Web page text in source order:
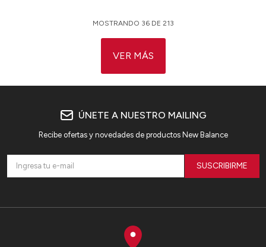
MOSTRANDO 36DE 213
VER MÁS
ÚNETE A NUESTRO MAILING
Recibe ofertas y novedades de productos New Balance
SUSCRIBIRME